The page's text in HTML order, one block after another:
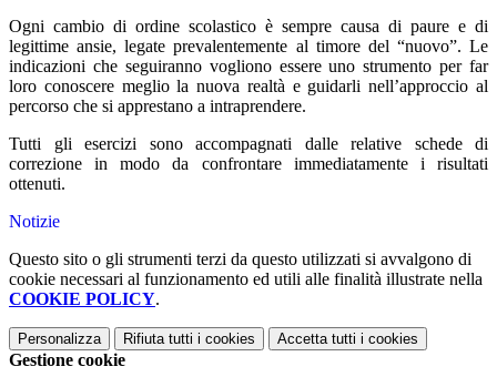
Ogni cambio di ordine scolastico è sempre causa di paure e di
legittime ansie, legate prevalentemente al timore del “nuovo”. Le
indicazioni che seguiranno vogliono essere uno strumento per far
loro conoscere meglio la nuova realtà e guidarli nell’approccio al
percorso che si apprestano a intraprendere.
Tutti gli esercizi sono accompagnati dalle relative schede di
correzione in modo da confrontare immediatamente i risultati
ottenuti.
Notizie
Questo sito o gli strumenti terzi da questo utilizzati si avvalgono di
cookie necessari al funzionamento ed utili alle finalità illustrate nella
COOKIE POLICY.
Personalizza Rifiuta tutti i cookies Accetta tutti i cookies
Gestione cookie